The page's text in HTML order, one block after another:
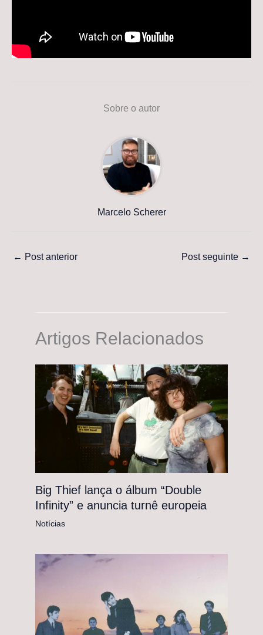
Sobre o autor
Marcelo Scherer
← Post anterior Post seguinte →
Artigos Relacionados
Big Thief lança o álbum “Double
Infinity” e anuncia turnê europeia
Notícias